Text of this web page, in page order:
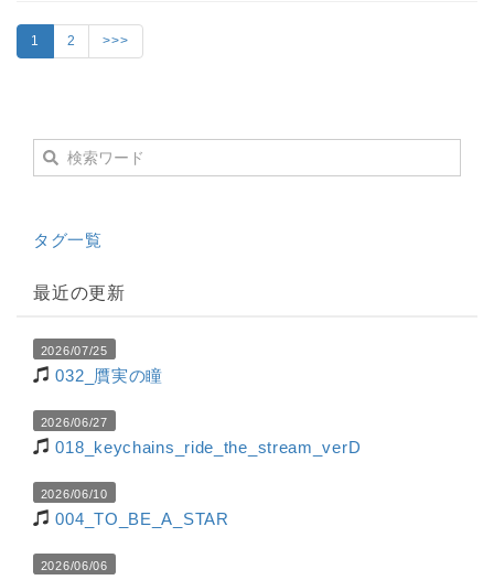
1 2 >>>
タグ一覧
最近の更新
2026/07/25
032_贋実の瞳
2026/06/27
018_keychains_ride_the_stream_verD
2026/06/10
004_TO_BE_A_STAR
2026/06/06